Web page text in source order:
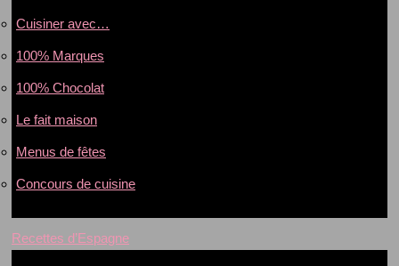
Cuisiner avec…
100% Marques
100% Chocolat
Le fait maison
Menus de fêtes
Concours de cuisine
Recettes d’Espagne